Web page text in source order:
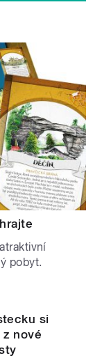
pobyt.
si
nové